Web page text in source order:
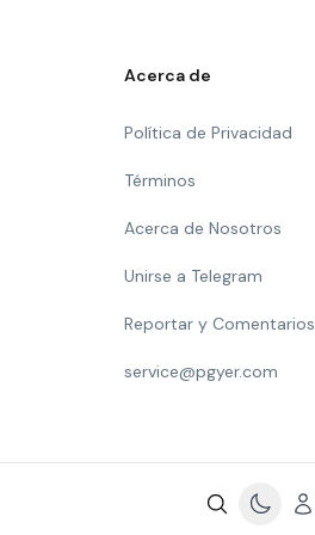
Acerca de
Política de Privacidad
Términos
Acerca de Nosotros
Unirse a Telegram
Reportar y Comentarios
service@pgyer.com